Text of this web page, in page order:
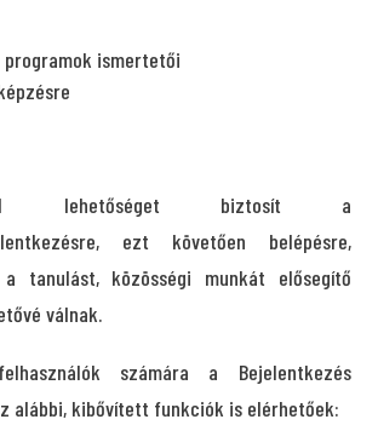
ismertetői
lehetőséget biztosít a
ezt követően belépésre,
tanulást, közösségi munkát elősegítő
válnak.
számára a Bejelentkezés
alábbi, kibővített funkciók is elérhetőek: